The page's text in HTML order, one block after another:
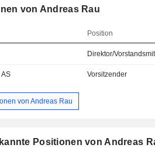
von Andreas Rau
Position
Direktor/
Vorsitzender
von Andreas Rau
Positionen von Andreas